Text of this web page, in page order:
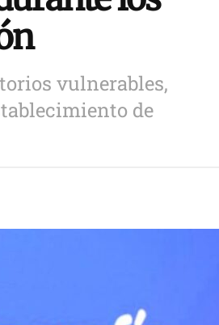
vulnerables,
de